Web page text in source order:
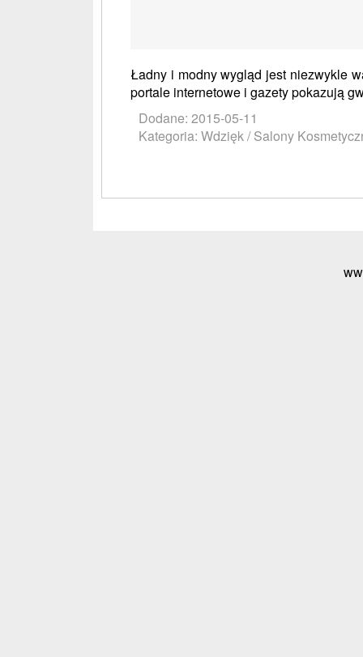
Ładny i modny wygląd jest niezwykle
portale internetowe i gazety pokazują
Dodane: 2015-05-11
Kategoria: Wdzięk / Salony